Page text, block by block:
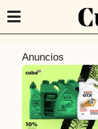
Anuncios